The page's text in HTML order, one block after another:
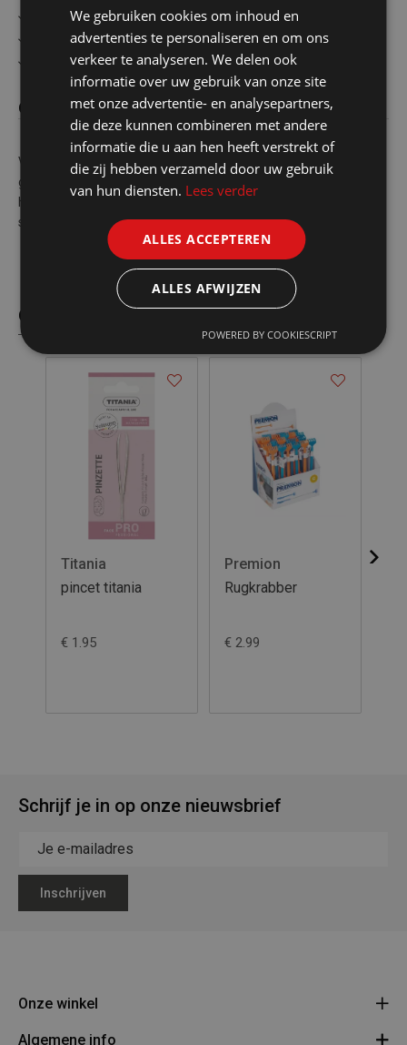
Gratis verzending in België vanaf €75
Veilig online betalen
Advies op maat
Omschrijving
Verzorgende uiercreme voor dagelijks gebruik. Nu 150ml
gratis!AlgemeenDe uiercrème van Evi-Line hydrateert en
herstelt de huid. Het kan dagelijks worden aangebracht voor een
stralende, gezonde huid. Nu 150 ml gratis!
Gelijkaardige producten
Titania
pincet titania
€ 1.95
Premion
Rugkrabber
€ 2.99
Schrijf je in op onze nieuwsbrief
Inschrijven
Onze winkel
Legerstock Teunissen
Algemene info
We gebruiken cookies om inhoud en
advertenties te personaliseren en om ons
verkeer te analyseren. We delen ook
informatie over uw gebruik van onze site
met onze advertentie- en analysepartners,
die deze kunnen combineren met andere
informatie die u aan hen heeft verstrekt of
die zij hebben verzameld door uw gebruik
van hun diensten. Lees verder
ALLES ACCEPTEREN
ALLES AFWIJZEN
POWERED BY COOKIESCRIPT